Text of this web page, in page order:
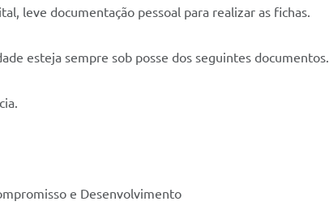
leve documentação pessoal para realizar as fichas.
esteja sempre sob posse dos seguintes documentos.
e Desenvolvimento